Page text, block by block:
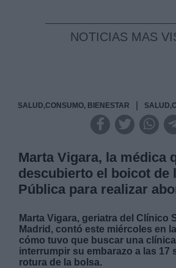
NOTICIAS MAS
SALUD,CONSUMO, BIENESTAR
Marta Vigara, la médica
descubierto el boicot de
Pública para realizar
Marta Vigara, geriatra del Clínico
Madrid, contó este miércoles en
cómo tuvo que buscar una
interrumpir su embarazo a las 17
rotura de la bolsa.